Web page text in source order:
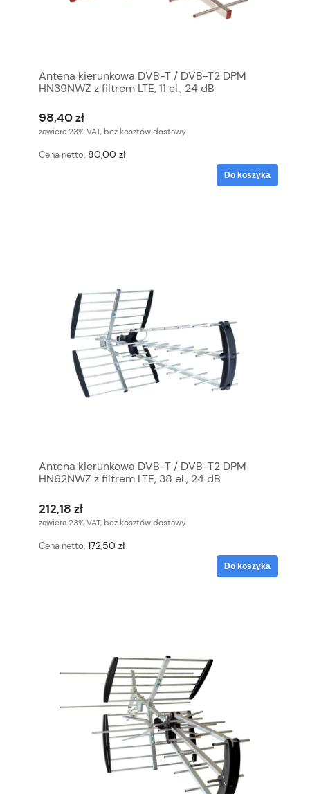
Antena kierunkowa DVB-T / DVB-T2 DPM
HN39NWZ z filtrem LTE, 11 el., 24 dB
98,40 zł
zawiera 23% VAT, bez kosztów dostawy
Cena netto: 80,00 zł
Do koszyka
Antena kierunkowa DVB-T / DVB-T2 DPM
HN62NWZ z filtrem LTE, 38 el., 24 dB
212,18 zł
zawiera 23% VAT, bez kosztów dostawy
Cena netto: 172,50 zł
Do koszyka